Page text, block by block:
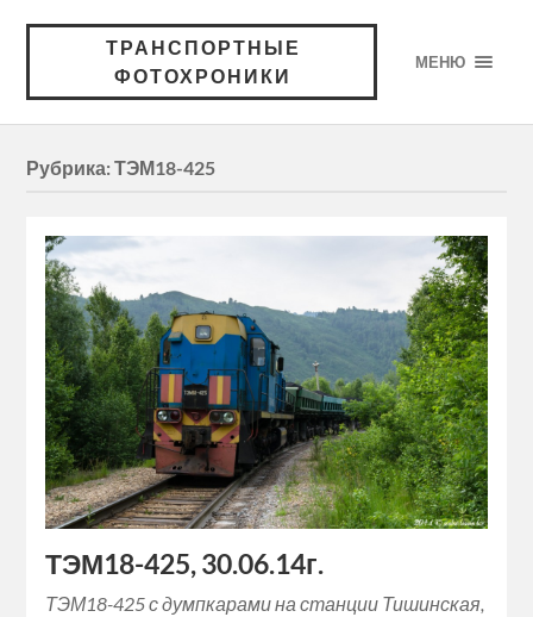
ТРАНСПОРТНЫЕ
ФОТОХРОНИКИ
МЕНЮ
Рубрика:ТЭМ18-425
ТЭМ18-425, 30.06.14г.
ТЭМ18-425 с думпкарами на станции Тишинская,